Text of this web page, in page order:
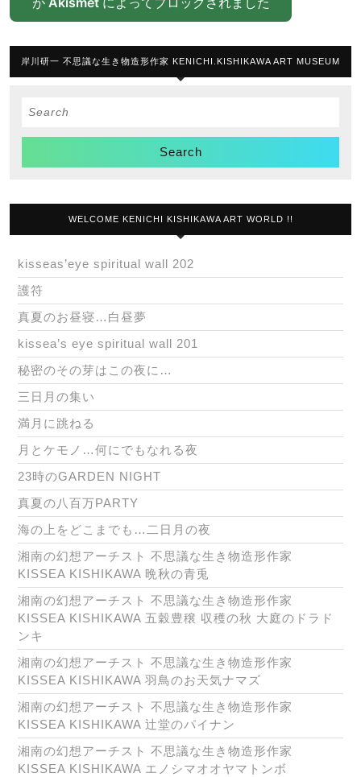
岸川研一 不思議な生き物造形作家 KENICHI.KISHIKAWA ART MUSEUM
Search
WELCOME KENICHI KISHIKAWA ART WORLD !!
kisseas’eye spiritual wall 202
護符
真夏のお昼寝…白昼夢
kissea’s eye spiritual wall 201
秘密のその芽はこの夜に…
三日月の集い
満月に跳ねる
月とケモノ…何にでもなれる夜
23時のGARDEN NIGHT
真夏の八百万PARTY
海の上をどこまでも…二日月の夜
湘南の幻想アーチスト 不思議な生き物造形作家
KISSEA KISHIKAWA 晩秋の青兎
湘南の幻想アーチスト 不思議な生き物造形作家
KISSEA KISHIKAWA 五穀豊穣 収穫の秋 大庭のドラド
ンキ
湘南の幻想アーチスト 不思議な生き物造形作家
KISSEA KISHIKAWA 羽鳥のお天気ナマズ
湘南の幻想アーチスト 不思議な生き物造形作家
KISSEA KISHIKAWA 辻堂のパイナン
湘南の幻想アーチスト 不思議な生き物造形作家
KISSEA KISHIKAWA エノシマオオヤマトンボ